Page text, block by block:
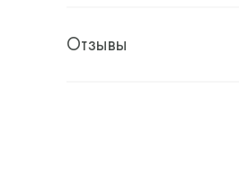
Отзывы